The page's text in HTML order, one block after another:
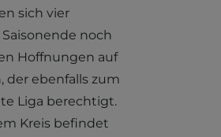
sich vier
noch
Hoffnungen auf
der ebenfalls zum
Liga berechtigt.
Kreis befindet